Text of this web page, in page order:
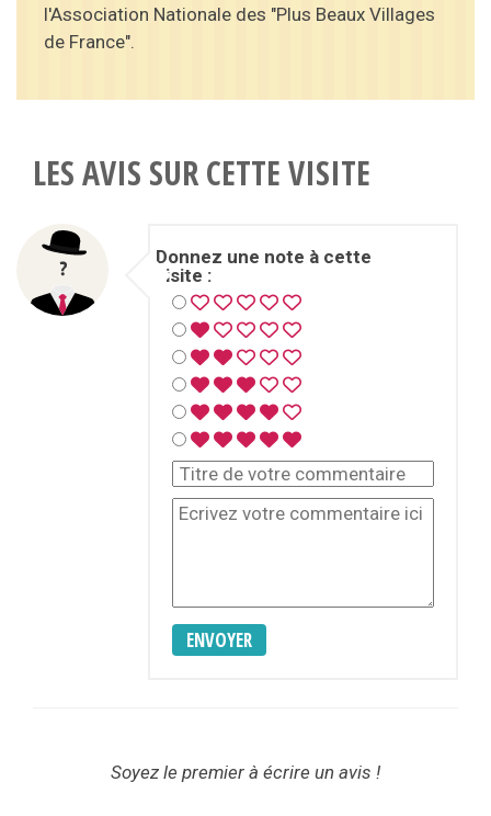
l'Association Nationale des "Plus Beaux Villages
de France".
LES AVIS SUR CETTE VISITE
Donnez une note à cette
visite :
ENVOYER
Soyez le premier à écrire un avis !